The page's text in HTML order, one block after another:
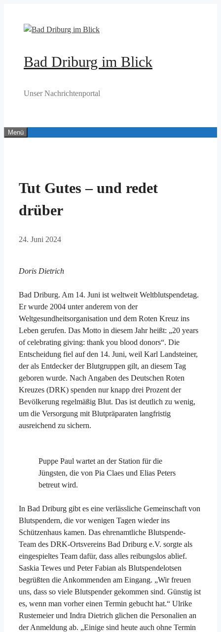
springen
Bad Driburg im Blick
Unser Nachrichtenportal
Menü
Tut Gutes – und redet
drüber
24. Juni 2024
Doris Dietrich
Bad Driburg. Am 14. Juni ist weltweit Weltblutspendetag.
Er wurde 2004 unter anderem von der
Weltgesundheitsorganisation und dem Roten Kreuz ins
Leben gerufen. Das Motto in diesem Jahr heißt: „20 years
of celebrating giving: thank you blood donors“. Die
Entscheidung fiel auf den 14. Juni, weil Karl Landsteiner,
der als Entdecker der Blutgruppen gilt, an diesem Tag
geboren wurde. Nach Angaben des Deutschen Roten
Kreuzes (DRK) spenden nur knapp drei Prozent der
Bevölkerung regelmäßig Blut. Das ist deutlich zu wenig,
um die Versorgung mit Blutpräparaten langfristig
ausreichend zu sichern.
Puppe Paul wartet an der Station für die
Jüngsten, die von Pia Claes und Elias Peters
betreut wird.
In Bad Driburg gibt es eine verlässliche Gemeinschaft von
Blutspendern, die vor wenigen Tagen wieder ins
Schützenhaus kamen. Das ehrenamtliche Blutspende-
Team des DRK-Ortsvereins Bad Driburg e.V. sorgte als
eingespieltes Team dafür, dass alles reibungslos ablief.
Saskia Tewes und Peter Fabian als Blutspendelotsen
begrüßten die Ankommenden am Eingang. „Wir freuen
uns, dass so viele Blutspender gekommen sind. Günstig ist
es, wenn man vorher einen Termin gebucht hat.“ Ulrike
Rustemeier und Indra Dietrich glichen die Personalien an
der Anmeldung ab. „Einige sind heute auch ohne Termin